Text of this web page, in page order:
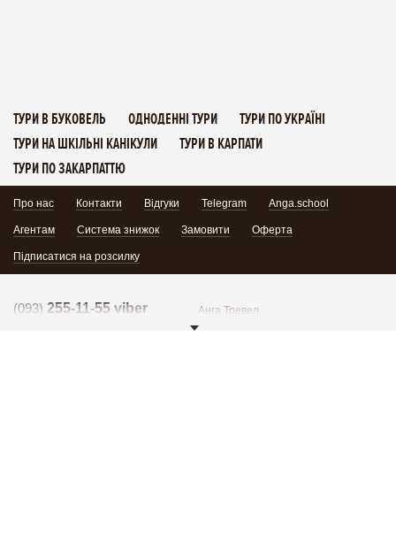
ТУРИ В БУКОВЕЛЬ ОДНОДЕННІ ТУРИ
ТУРИ ПО УКРАЇНІ
ТУРИ НА ШКІЛЬНІ КАНІКУЛИ
ТУРИ В КАРПАТИ
ТУРИ ПО ЗАКАРПАТТЮ
Про нас Контакти Відгуки Telegram Anga.school
Агентам Система знижок Замовити Оферта
Підписатися на розсилку
(093) 255-11-55 viber
Анга Тревел
03049, м. Київ, вул. Архітектора